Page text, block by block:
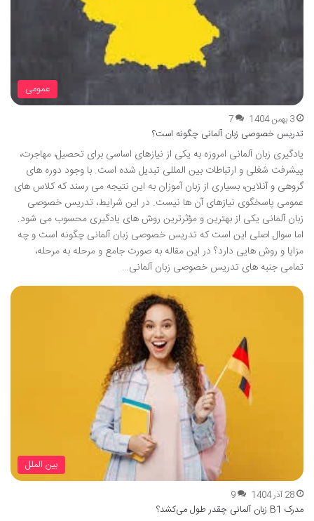
عمومی
3 بهمن 1404 7
تدریس خصوصی زبان آلمانی چگونه است؟
یادگیری زبان آلمانی امروزه به یکی از نیازهای اساسی برای تحصیل، مهاجرت،
پیشرفت شغلی و ارتباطات بین المللی تبدیل شده است. با وجود دوره های
گروهی و آنلاین، بسیاری از زبان آموزان به این نتیجه می رسند که کلاس های
عمومی پاسخگوی نیازهای آن ها نیست. در این شرایط، تدریس خصوصی
زبان آلمانی یکی از بهترین و مؤثرترین روش های یادگیری محسوب می شود.
اما سوال اصلی این است که تدریس خصوصی زبان آلمانی چگونه است و چه
مزایا و روش هایی دارد؟ در این مقاله به صورت جامع و مرحله به مرحله،
تمامی جنبه های تدریس خصوصی زبان آلمانی…
بین الملل
28 آذر 1404 9
مدرک B1 زبان آلمانی چقدر طول می‌کشد؟